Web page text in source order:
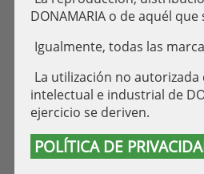
DONAMARIA o de aquél
Igualmente, todas las
La utilización no
intelectual e industrial de
ejercicio se deriven.
POLÍTICA DE